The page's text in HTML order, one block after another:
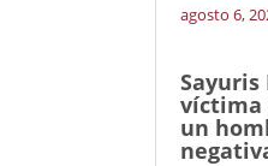
agosto 6,
Sayuris
víctima
un